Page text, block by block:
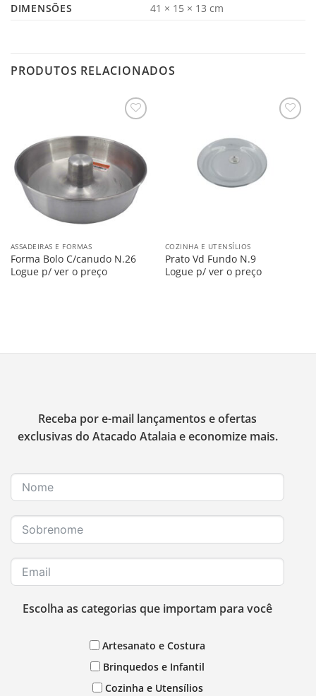
DIMENSÕES
41 × 15 × 13 cm
PRODUTOS RELACIONADOS
Lista
ASSADEIRAS E FORMAS
Forma Bolo C/canudo N.26
Logue p/ ver o preço
COZINHA E UTENSÍLIOS
Prato Vd Fundo N.9
Logue p/ ver o preço
Receba por e-mail lançamentos e ofertas
exclusivas do Atacado Atalaia e economize mais.
Escolha as categorias que importam para você
Artesanato e Costura
Brinquedos e Infantil
Cozinha e Utensílios